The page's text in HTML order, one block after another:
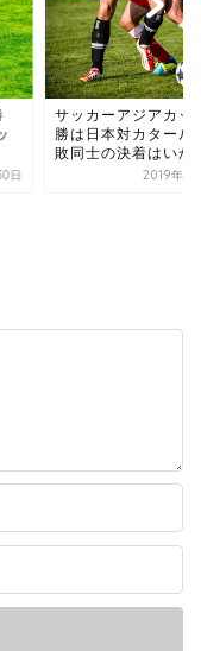
日
サッカーアジアカッ
勝は日本対カタール
敗同士の決着はいか
2019年1